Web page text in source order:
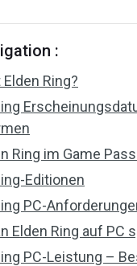
:
Ring?
Ring im Game
Editionen
PC-
Elden Ring auf PC
PC-Leistung –